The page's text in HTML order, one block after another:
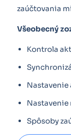
zaúčtovania
Všeobecný
Kontrola
Nastavenie
Nastavenie
Spôsoby